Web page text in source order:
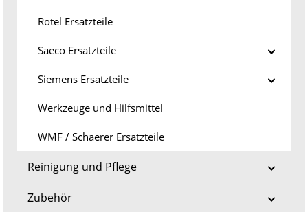
Rotel Ersatzteile
Saeco Ersatzteile
Siemens Ersatzteile
Werkzeuge und Hilfsmittel
WMF / Schaerer Ersatzteile
Reinigung und Pflege
Zubehör